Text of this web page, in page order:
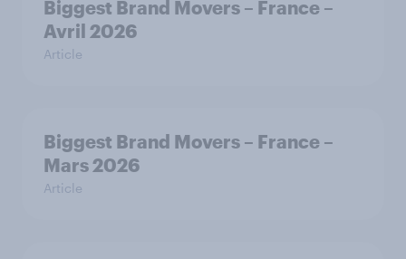
Biggest Brand Movers – France –
Avril 2026
Article
Biggest Brand Movers – France –
Mars 2026
Article